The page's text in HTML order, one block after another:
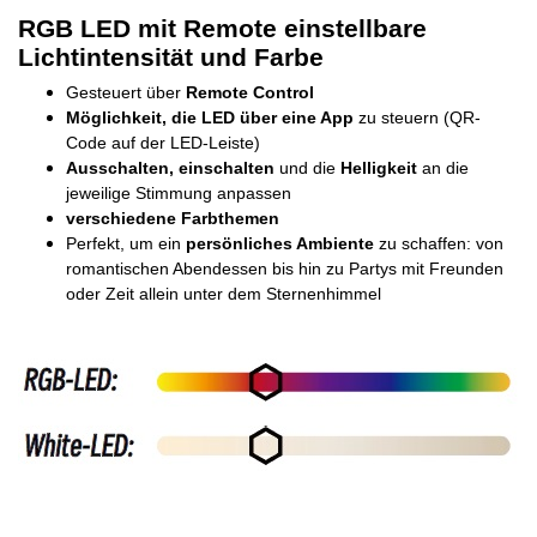
RGB LED mit Remote einstellbare
Lichtintensität und Farbe
Gesteuert über Remote Control
Möglichkeit, die LED über eine App zu steuern (QR-
Code auf der LED-Leiste)
Ausschalten, einschalten und die Helligkeit an die
jeweilige Stimmung anpassen
verschiedene Farbthemen
Perfekt, um ein persönliches Ambiente zu schaffen: von
romantischen Abendessen bis hin zu Partys mit Freunden
oder Zeit allein unter dem Sternenhimmel